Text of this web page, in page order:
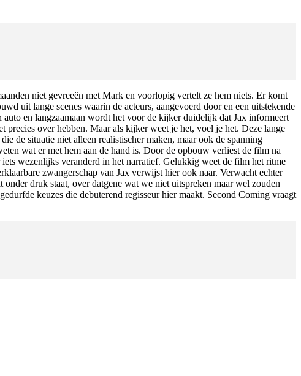
niet gevreeën met Mark en voorlopig vertelt ze hem niets. Er komt
uit lange scenes waarin de acteurs, aangevoerd dooren een uitstekende
en langzaamaan wordt het voor de kijker duidelijk dat Jax informeert
precies over hebben. Maar als kijker weet je het, voel je het. Deze lange
de situatie niet alleen realistischer maken, maar ook de spanning
wat er met hem aan de hand is. Door de opbouw verliest de film na
wezenlijks veranderd in het narratief. Gelukkig weet de film het ritme
zwangerschap van Jax verwijst hier ook naar. Verwacht echter
druk staat, over datgene wat we niet uitspreken maar wel zouden
keuzes die debuterend regisseurhier maakt. Second Coming vraagt